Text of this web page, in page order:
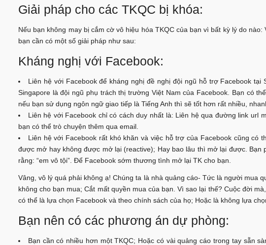
Giải pháp cho các TKQC bị khóa:
Nếu bạn không may bị cắm cờ vô hiệu hóa TKQC của bạn vì bất kỳ lý do
bạn cần có một số giải pháp như sau:
Kháng nghị với Facebook:
Liên hệ với Facebook để kháng nghị đề nghị đội ngũ hỗ trợ Facebook
Singapore là đội ngũ phụ trách thị trường Việt Nam của Facebook. Bạn có
nếu bạn sử dụng ngôn ngữ giao tiếp là Tiếng Anh thì sẽ tốt hơn rất nhiều,
Liên hệ với Facebook chỉ có cách duy nhất là: Liên hệ qua đường link url
bạn có thể trò chuyện thêm qua email.
Liên hệ với Facebook rất khó khăn và việc hỗ trợ của Facebook cũng có
được mở hay không được mở lại (reactive); Hay bao lâu thì mở lại được.
rằng: “em vô tội”. Để Facebook sớm thương tình mở lại TK cho bạn.
Vâng, vô lý quá phải không ạ! Chúng ta là nhà quảng cáo- Tức là người mua
không cho bạn mua; Cắt mất quyền mua của bạn. Vì sao lại thế? Cuộc đời
có thể là lựa chọn Facebook và theo chính sách của họ; Hoặc là không lựa
Bạn nên có các phương án dự phòng:
Bạn cần có nhiều hơn một TKQC; Hoặc có vài quảng cáo trong tay sẵn